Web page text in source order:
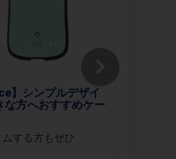
】シンプルデザイ
な方へおすすめケー
ムする方もぜひ